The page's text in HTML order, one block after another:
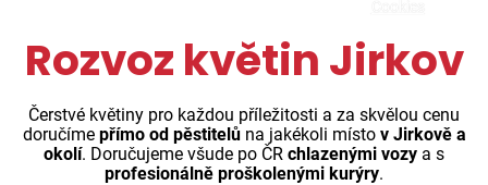
Rozvoz květin Jirkov
Čerstvé květiny pro každou příležitosti a za skvělou cenu
doručíme přímo od pěstitelůna jakékoli místo v Jirkově a
okolí. Doručujeme všude po ČR chlazenými vozy a s
profesionálně proškolenými kurýry.